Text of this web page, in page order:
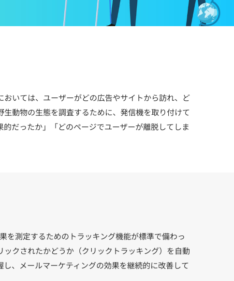
いては、ユーザーがどの広告やサイトから訪れ、ど
動物の生態を調査するために、発信機を取り付けて
だったか」「どのページでユーザーが離脱してしま
を測定するためのトラッキング機能が標準で備わっ
クされたかどうか（クリックトラッキング）を自動
、メールマーケティングの効果を継続的に改善して